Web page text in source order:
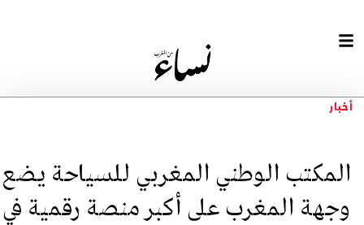
أخبار
المكتب الوطني المغربي للسياحة يضع
وجهة المغرب على أكبر منصة رقمية في